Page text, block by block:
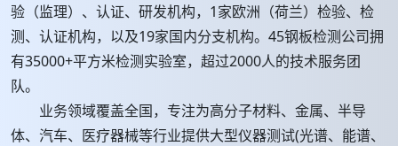
验（监理）、认证、研发机构，1家欧洲（荷兰）检验、检
测、认证机构，以及19家国内分支机构。45钢板检测公司拥
有35000+平方米检测实验室，超过2000人的技术服务团
队。
业务领域覆盖全国，专注为高分子材料、金属、半导
体、汽车、医疗器械等行业提供大型仪器测试(光谱、能谱、